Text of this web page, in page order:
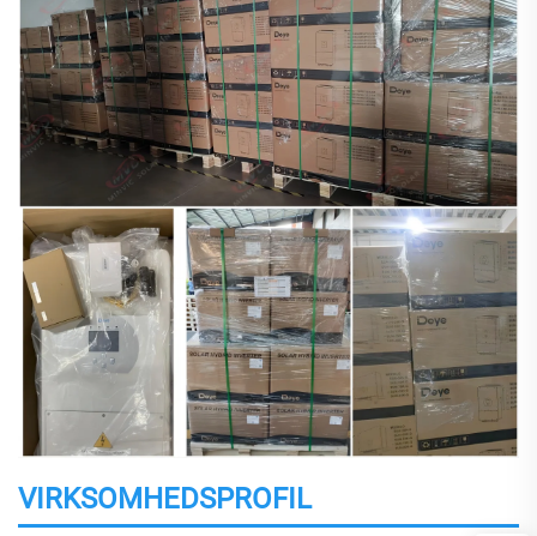
VIRKSOMHEDSPROFIL